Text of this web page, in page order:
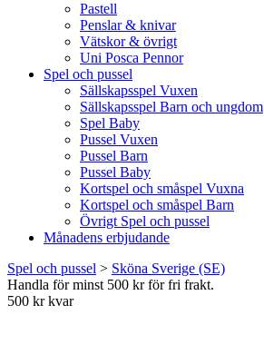
Pastell
Penslar & knivar
Vätskor & övrigt
Uni Posca Pennor
Spel och pussel
Sällskapsspel Vuxen
Sällskapsspel Barn och ungdom
Spel Baby
Pussel Vuxen
Pussel Barn
Pussel Baby
Kortspel och småspel Vuxna
Kortspel och småspel Barn
Övrigt Spel och pussel
Månadens erbjudande
Spel och pussel > Sköna Sverige (SE)
Handla för minst 500 kr för fri frakt.
500 kr kvar